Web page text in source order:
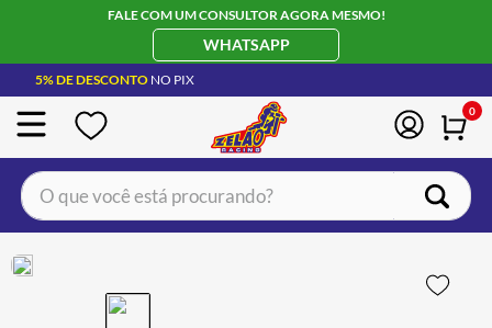
FALE COM UM CONSULTOR AGORA MESMO!
WHATSAPP
5% DE DESCONTO NO PIX
0
O que você está procurando?
BOTA